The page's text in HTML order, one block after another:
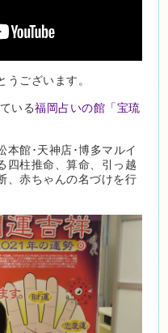
ございます。
いる福岡占いの館「宝琉
本館･天神店･博多マルイ
四柱推命、算命、引っ越
、赤ちゃんの名づけを行